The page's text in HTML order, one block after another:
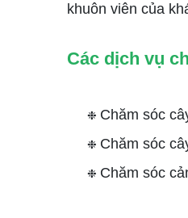
khuôn viên của
Các dịch vụ
❉ Chăm sóc
❉ Chăm sóc
❉ Chăm sóc